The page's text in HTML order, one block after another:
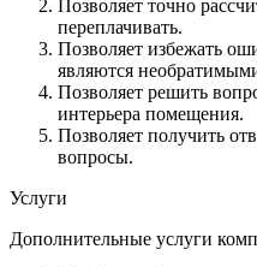
Позволяет точно
переплачивать.
Позволяет избежать
являются
Позволяет решить
интерьера помещения.
Позволяет получить
вопросы.
Услуги
Дополнительные услуги